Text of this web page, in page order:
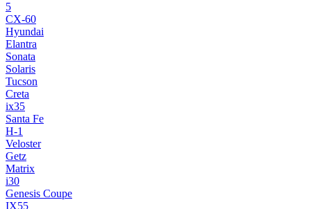
5
CX-60
Hyundai
Elantra
Sonata
Solaris
Tucson
Creta
ix35
Santa Fe
H-1
Veloster
Getz
Matrix
i30
Genesis Coupe
IX55